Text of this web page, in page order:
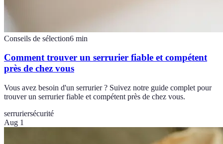
Conseils de sélection6 min
Comment trouver un serrurier fiable et compétent
près de chez vous
Vous avez besoin d'un serrurier ? Suivez notre guide complet pour
trouver un serrurier fiable et compétent près de chez vous.
serruriersécurité
Aug 1